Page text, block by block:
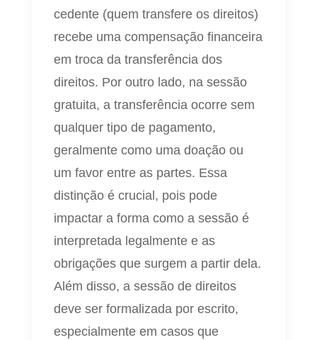
cedente (quem transfere os direitos)
recebe uma compensação financeira
em troca da transferência dos
direitos. Por outro lado, na sessão
gratuita, a transferência ocorre sem
qualquer tipo de pagamento,
geralmente como uma doação ou
um favor entre as partes. Essa
distinção é crucial, pois pode
impactar a forma como a sessão é
interpretada legalmente e as
obrigações que surgem a partir dela.
Além disso, a sessão de direitos
deve ser formalizada por escrito,
especialmente em casos que